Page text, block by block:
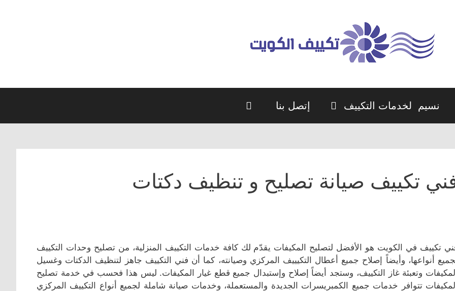
نسيم لخدمات التكييف إتصل بنا
تكييف صيانة تصليح و تنظيف دكتات
تكييف في الكويت هو الأفضل لتصليح المكيفات يقدّم لك كافة خدمات التكييف المنزلية، من تصليح وحدات التكييف
أنواعها، وأيضاً إصلاح جميع أعطال التكيييف المركزي وصيانته، كما أن فني التكييف جاهز لتنظيف الدكتات وغسيل
وتعبئة غاز التكييف، وستجد أيضاً إصلاح وإستبدال جميع قطع غيار المكيفات. ليس هذا فحسب في خدمة تصليح
تتوافر خدمات جميع الكمبريسرات الجديدة والمستعملة، وخدمات صيانة شاملة لجميع أنواع التكييف المركزي